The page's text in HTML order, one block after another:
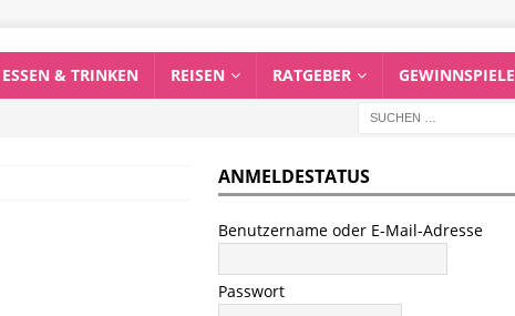
ESSEN & TRINKEN REISEN RATGEBER GEWINNSPIELE
ANMELDESTATUS
Benutzername oder E-Mail-Adresse
Passwort